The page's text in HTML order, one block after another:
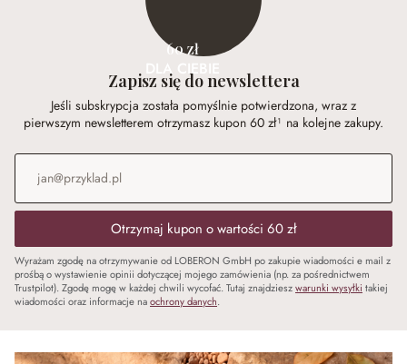
60 zł
DLA CIEBIE
Zapisz się do newslettera
Jeśli subskrypcja została pomyślnie potwierdzona, wraz z
pierwszym newsletterem otrzymasz kupon 60 zł¹ na kolejne zakupy.
Adres e-mail
Otrzymaj kupon o wartości 60 zł
Wyrażam zgodę na otrzymywanie od LOBERON GmbH po zakupie wiadomości e mail z
prośbą o wystawienie opinii dotyczącej mojego zamówienia (np. za pośrednictwem
Trustpilot). Zgodę mogę w każdej chwili wycofać. Tutaj znajdzieszwarunki wysyłki takiej
wiadomości oraz informacje naochrony danych.